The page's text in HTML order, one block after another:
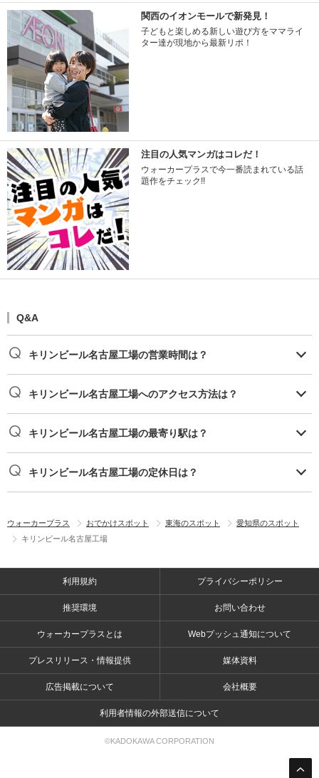
関西のイオンモールで新発見！
子どもと楽しめる新しい遊び方をママライ
ター達が現地から最新リポ！
注目の人気マンガはコレだ！
ウォーカープラスで今一番読まれている話
題作をチェック!!
Q&A
キリンビール名古屋工場の営業時間は？
キリンビール名古屋工場へのアクセス方法は？
キリンビール名古屋工場の最寄り駅は？
キリンビール名古屋工場の定休日は？
ウォーカープラス おでかけスポット 東海のスポット
愛知県のスポット
キリンビール名古屋工場
利用規約 プライバシーポリシー
推奨環境 お問い合わせ
ウォーカープラスとは Webプッシュ通知について
プレスリリース・情報提供 媒体資料
広告掲載について 会社概要
利用者情報の外部送信について
©KADOKAWA CORPORATION